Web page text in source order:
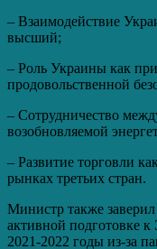
– Взаимодействие
высший;
– Роль Украины как
продовольственной
– Сотрудничество
возобновляемой
– Развитие торговли
рынках третьих стран.
Министр также
активной подготовке
2021-2022 годы из-за